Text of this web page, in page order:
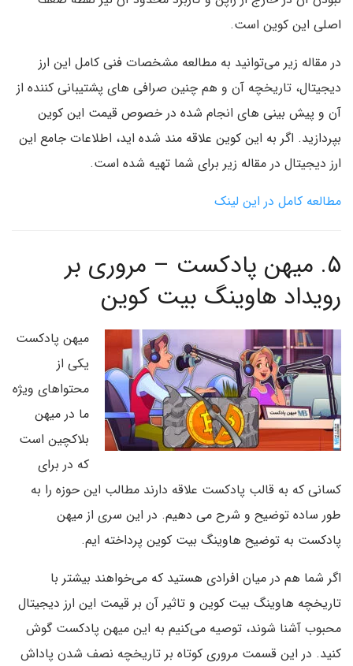
اصلی این کوین است.
در مقاله زیر می‌توانید به مطالعه مشخصات فنی کامل این ارز
دیجیتال، تاریخچه آن و هم چنین صرافی های پشتیبانی کننده از
آن و پیش بینی های انجام شده در خصوص قیمت این کوین
بپردازید. اگر به این کوین علاقه مند شده اید، اطلاعات جامع این
ارز دیجیتال در مقاله زیر برای شما تهیه شده است.
مطالعه کامل در این لینک
۵. میهن پادکست – مروری بر
رویداد هاوینگ بیت کوین
میهن پادکست
یکی از
محتواهای ویژه
ما در میهن
بلاکچین است
که در برای
کسانی که به قالب پادکست علاقه دارند مطالب این حوزه را به
طور ساده توضیح و شرح می دهیم. در این سری از میهن
پادکست به توضیح هاوینگ بیت کوین پرداخته ایم.
اگر شما هم در میان افرادی هستید که می‌خواهند بیشتر با
تاریخچه هاوینگ بیت کوین و تاثیر آن بر قیمت این ارز دیجیتال
محبوب آشنا شوند، توصیه می‌کنیم به این میهن پادکست گوش
کنید. در این قسمت مروری کوتاه بر تاریخچه نصف شدن پاداش